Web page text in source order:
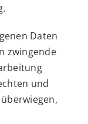
Daten
zwingende
und